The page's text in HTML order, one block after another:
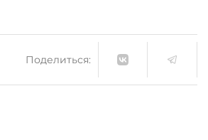
Поделиться: